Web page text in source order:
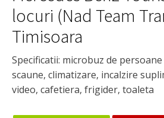
locuri (Nad Team
Timisoara
Specificatii: microbuz de
scaune, climatizare, incalzire
video, cafetiera, frigider, toaleta